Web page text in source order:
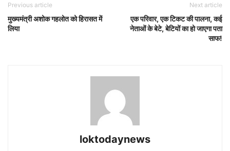
Previous article
मुख्यमंत्री अशोक गहलोत को हिरासत में
लिया
Next article
एक परिवार, एक टिकट की पालना, कई
नेताओं के बेटे, बेटियों का हो जाएगा पता
साफ!
loktodaynews